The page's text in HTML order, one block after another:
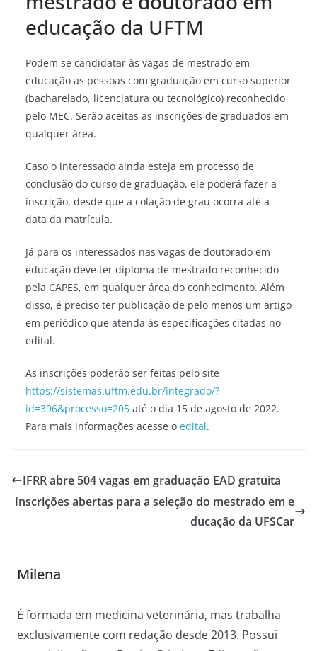
educação da UFTM
Podem se candidatar às vagas de mestrado em
educação as pessoas com graduação em curso superior
(bacharelado, licenciatura ou tecnológico) reconhecido
pelo MEC. Serão aceitas as inscrições de graduados em
qualquer área.
Caso o interessado ainda esteja em processo de
conclusão do curso de graduação, ele poderá fazer a
inscrição, desde que a colação de grau ocorra até a
data da matrícula.
Já para os interessados nas vagas de doutorado em
educação deve ter diploma de mestrado reconhecido
pela CAPES, em qualquer área do conhecimento. Além
disso, é preciso ter publicação de pelo menos um artigo
em periódico que atenda às especificações citadas no
edital.
As inscrições poderão ser feitas pelo site
https://sistemas.uftm.edu.br/integrado/?
id=396&processo=205 até o dia 15 de agosto de 2022.
Para mais informações acesse o edital.
IFRR abre 504 vagas em graduação EAD gratuita
Inscrições abertas para a seleção do mestrado em e
ducação da UFSCar
Milena
É formada em medicina veterinária, mas trabalha
exclusivamente com redação desde 2013. Possui